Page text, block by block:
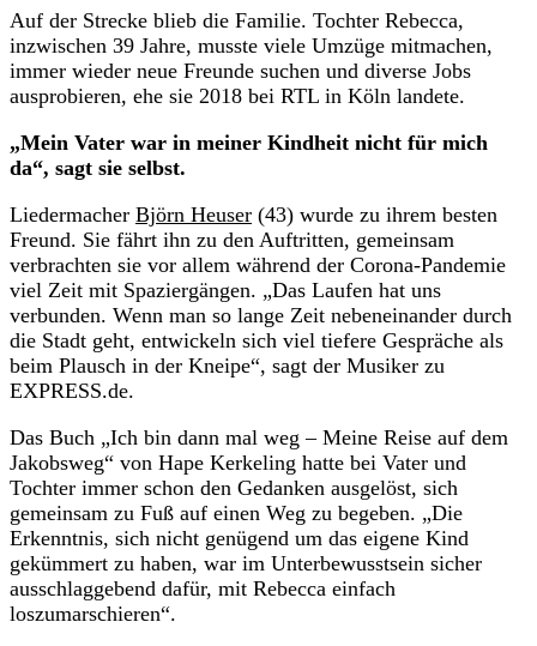
Auf der Strecke blieb die Familie. Tochter Rebecca,
inzwischen 39 Jahre, musste viele Umzüge mitmachen,
immer wieder neue Freunde suchen und diverse Jobs
ausprobieren, ehe sie 2018 bei RTL in Köln landete.
„Mein Vater war in meiner Kindheit nicht für mich
da“, sagt sie selbst.
Liedermacher Björn Heuser (43) wurde zu ihrem besten
Freund. Sie fährt ihn zu den Auftritten, gemeinsam
verbrachten sie vor allem während der Corona-Pandemie
viel Zeit mit Spaziergängen. „Das Laufen hat uns
verbunden. Wenn man so lange Zeit nebeneinander durch
die Stadt geht, entwickeln sich viel tiefere Gespräche als
beim Plausch in der Kneipe“, sagt der Musiker zu
EXPRESS.de.
Das Buch „Ich bin dann mal weg – Meine Reise auf dem
Jakobsweg“ von Hape Kerkeling hatte bei Vater und
Tochter immer schon den Gedanken ausgelöst, sich
gemeinsam zu Fuß auf einen Weg zu begeben. „Die
Erkenntnis, sich nicht genügend um das eigene Kind
gekümmert zu haben, war im Unterbewusstsein sicher
ausschlaggebend dafür, mit Rebecca einfach
loszumarschieren“.